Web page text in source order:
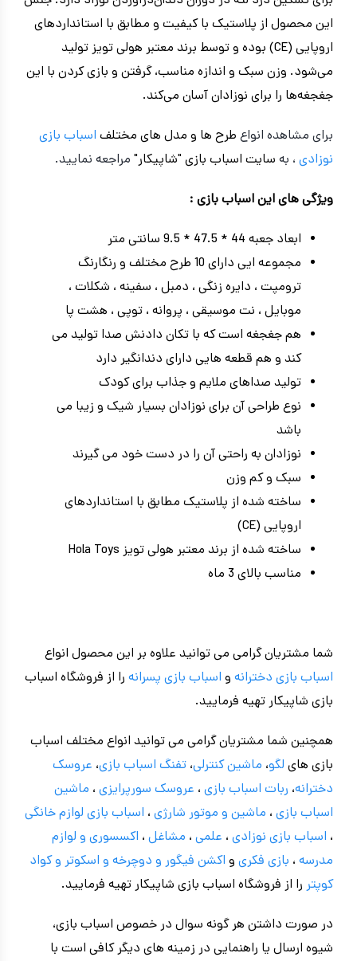
این محصول از پلاستیک با کیفیت و مطابق با استانداردهای
اروپایی (CE) بوده و توسط برند معتبر هولی تویز تولید
می‌شود. وزن سبک و اندازه مناسب، گرفتن و بازی کردن با این
جغجغه‌ها را برای نوزادان آسان می‌کند.
برای مشاهده انواع طرح ها و مدل های مختلف اسباب بازی
نوزادی ، به سایت اسباب بازی "شاپیکار" مراجعه نمایید.
ویژگی های این اسباب بازی :
ابعاد جعبه 44 * 47.5 * 9.5 سانتی متر
مجموعه ایی دارای 10 طرح مختلف و رنگارنگ
ترومپت ، دایره زنگی ، دمبل ، سفینه ، شکلات ،
موبایل ، نت موسیقی ، پروانه ، توپی ، هشت پا
هم جغجغه است که با تکان دادنش صدا تولید می
کند و هم قطعه هایی دارای دندانگیر دارد
تولید صداهای ملایم و جذاب برای کودک
نوع طراحی آن برای نوزادان بسیار شیک و زیبا می
باشد
نوزادان به راحتی آن را در دست خود می گیرند
سبک و کم وزن
ساخته شده از پلاستیک مطابق با استانداردهای
اروپایی (CE)
ساخته شده از برند معتبر هولی تویز Hola Toys
مناسب بالای 3 ماه
شما مشتریان گرامی می توانید علاوه بر این محصول انواع
اسباب بازی دخترانه و اسباب بازی پسرانه را از فروشگاه اسباب
بازی شاپیکار تهیه فرمایید.
همچنین شما مشتریان گرامی می توانید انواع مختلف اسباب
بازی های لگو، ماشین کنترلی، تفنگ اسباب بازی، عروسک
دخترانه، ربات اسباب بازی ، عروسک سورپرایزی ، ماشین
اسباب بازی ، ماشین و موتور شارژی ، اسباب بازی لوازم خانگی
، اسباب بازی نوزادی ، علمی ، مشاغل ، اکسسوری و لوازم
مدرسه ، بازی فکری و اکشن فیگور و دوچرخه و اسکوتر و کواد
کوپتر را از فروشگاه اسباب بازی شاپیکار تهیه فرمایید.
در صورت داشتن هر گونه سوال در خصوص اسباب بازی،
شیوه ارسال یا راهنمایی در زمینه های دیگر کافی است با